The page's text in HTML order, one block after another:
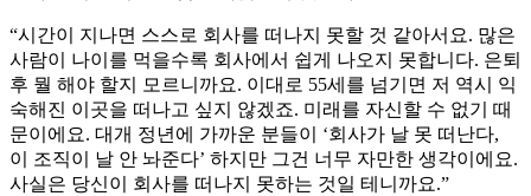
“시간이 지나면 스스로 회사를 떠나지 못할 것 같아서요. 많은
사람이 나이를 먹을수록 회사에서 쉽게 나오지 못합니다. 은퇴
후 뭘 해야 할지 모르니까요. 이대로 55세를 넘기면 저 역시 익
숙해진 이곳을 떠나고 싶지 않겠죠. 미래를 자신할 수 없기 때
문이에요. 대개 정년에 가까운 분들이 ‘회사가 날 못 떠난다,
이 조직이 날 안 놔준다’ 하지만 그건 너무 자만한 생각이에요.
사실은 당신이 회사를 떠나지 못하는 것일 테니까요.”